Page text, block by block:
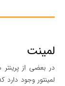
لمینت
در بعضی از
لمینتور وجود